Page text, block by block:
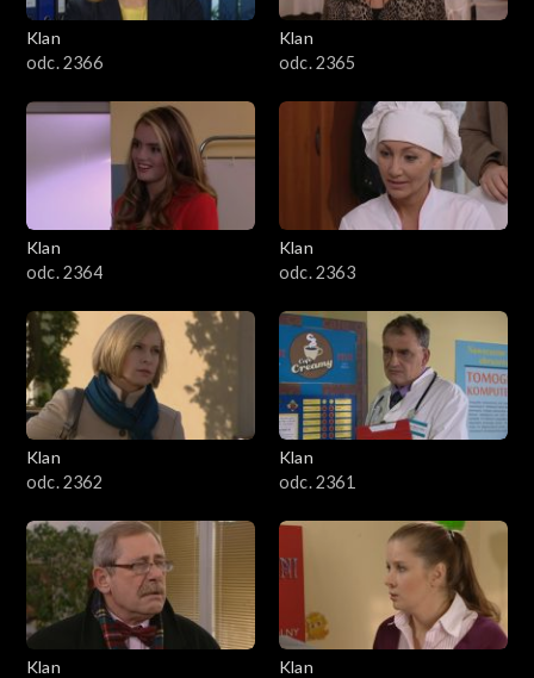
Klan
odc. 2366
Klan
odc. 2365
Klan
odc. 2364
Klan
odc. 2363
Klan
odc. 2362
Klan
odc. 2361
Klan
Klan